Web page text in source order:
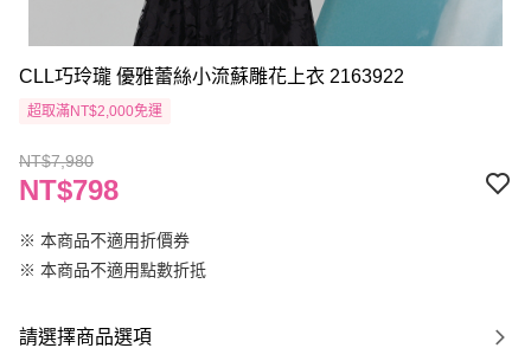
CLL巧玲瓏 優雅蕾絲小流蘇雕花上衣 2163922
超取滿NT$2,000免運
NT$7,980
NT$798
※ 本商品不適用折價券
※ 本商品不適用點數折抵
請選擇商品選項